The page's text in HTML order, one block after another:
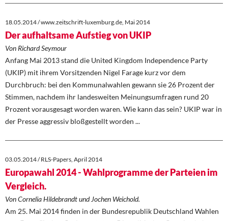
18.05.2014 / www.zeitschrift-luxemburg.de, Mai 2014
Der aufhaltsame Aufstieg von UKIP
Von Richard Seymour
Anfang Mai 2013 stand die United Kingdom Independence Party
(UKIP) mit ihrem Vorsitzenden Nigel Farage kurz vor dem
Durchbruch: bei den Kommunalwahlen gewann sie 26 Prozent der
Stimmen, nachdem ihr landesweiten Meinungsumfragen rund 20
Prozent vorausgesagt worden waren. Wie kann das sein? UKIP war in
der Presse aggressiv bloßgestellt worden ...
03.05.2014 / RLS-Papers, April 2014
Europawahl 2014 - Wahlprogramme der Parteien im
Vergleich.
Von Cornelia Hildebrandt und Jochen Weichold.
Am 25. Mai 2014 finden in der Bundesrepublik Deutschland Wahlen